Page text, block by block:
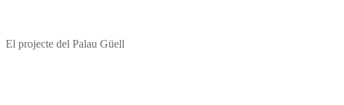
El projecte del Palau Güell